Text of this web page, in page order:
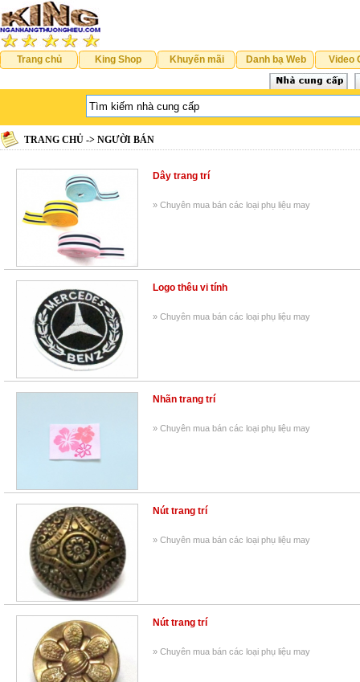
Trang chủ King Shop Khuyến mãi Danh bạ Web Video
TRANG CHỦ -> NGƯỜI BÁN
Dây trang trí
» Chuyên mua bán các loại phụ liệu may
Logo thêu vi tính
» Chuyên mua bán các loại phụ liệu may
Nhãn trang trí
» Chuyên mua bán các loại phụ liệu may
Nút trang trí
» Chuyên mua bán các loại phụ liệu may
Nút trang trí
» Chuyên mua bán các loại phụ liệu may